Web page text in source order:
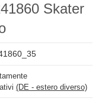
Skater
(DE - estero diverso)